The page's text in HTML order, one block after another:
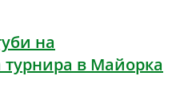
на
в Майорка